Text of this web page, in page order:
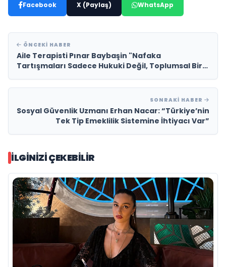
Facebook X (Paylaş) WhatsApp
ÖNCEKI HABER
Aile Terapisti Pınar Baybaşin "Nafaka
Tartışmaları Sadece Hukuki Değil, Toplumsal Bir
SONRAKI HABER
Sosyal Güvenlik Uzmanı Erhan Nacar: “Türkiye’nin
Tek Tip Emeklilik Sistemine İhtiyacı Var”
İLGINIZI ÇEKEBILIR